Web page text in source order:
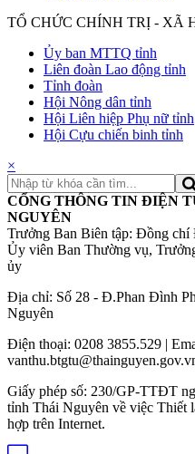
TỔ CHỨC CHÍNH TRỊ - XÃ
Ủy ban MTTQ tỉnh
Liên đoàn Lao động tỉnh
Tỉnh đoàn
Hội Nông dân tỉnh
Hội Liên hiệp Phụ nữ tỉnh
Hội Cựu chiến binh tỉnh
×
CỔNG THÔNG TIN ĐIỆN
NGUYÊN
Trưởng Ban Biên tập: Đồng
Ủy viên Ban Thường vụ,
ủy
Địa chỉ: Số 28 - Đ.Phan Đình
Nguyên
Điện thoại: 0208 3855.529 |
Giấy phép số: 230/GP-TTĐT
tỉnh Thái Nguyên về việc Thiết
hợp trên Internet.